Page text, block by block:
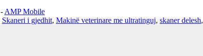
-AMP Mobile
Skaneri i gjedhit, Makinë veterinare me ultratinguj, skaner delesh,